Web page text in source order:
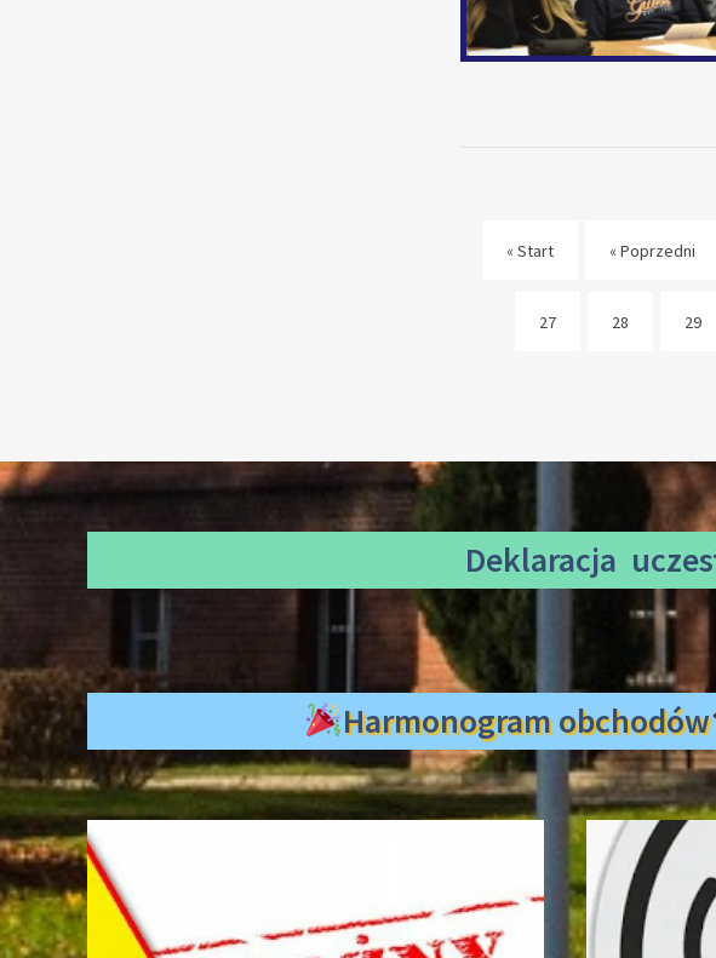
« Start « Poprzedni
27
28 29
Deklaracja
Harmonogram obchodów